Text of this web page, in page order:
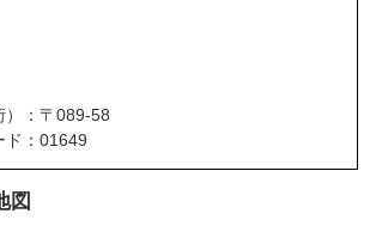
）：〒089-58
ド：01649
図